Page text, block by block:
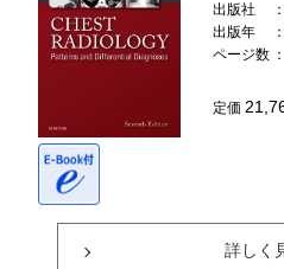
出版社
出版年
ページ数
定価
詳しく